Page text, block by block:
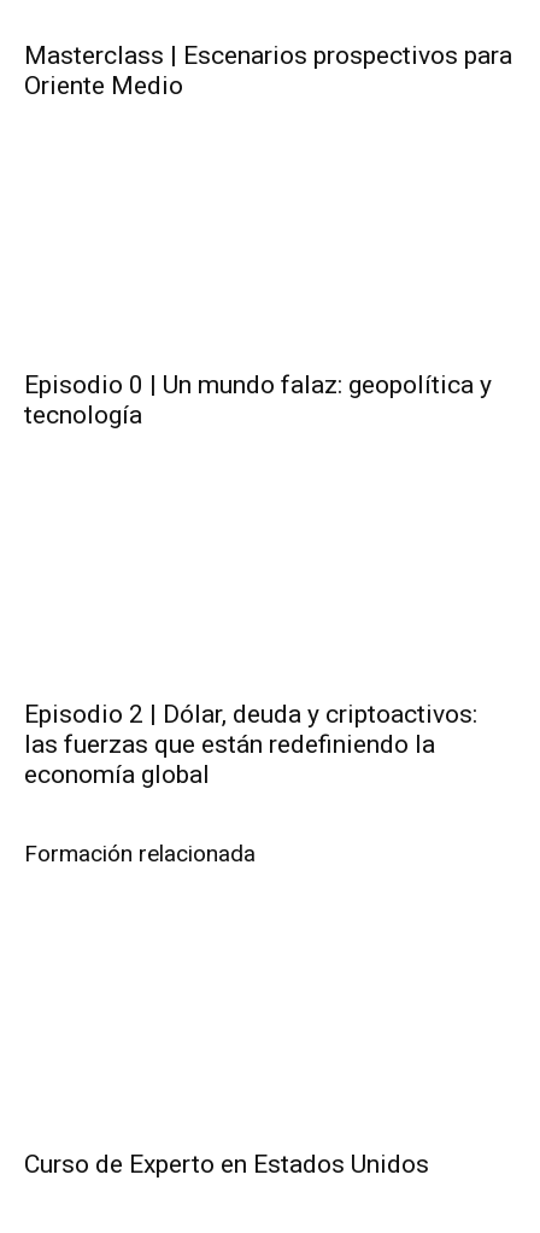
Masterclass | Escenarios prospectivos para
Oriente Medio
Episodio 0 | Un mundo falaz: geopolítica y
tecnología
Episodio 2 | Dólar, deuda y criptoactivos:
las fuerzas que están redefiniendo la
economía global
Formación relacionada
Curso de Experto en Estados Unidos